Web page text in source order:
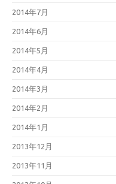
2014年7月
2014年6月
2014年5月
2014年4月
2014年3月
2014年2月
2014年1月
2013年12月
2013年11月